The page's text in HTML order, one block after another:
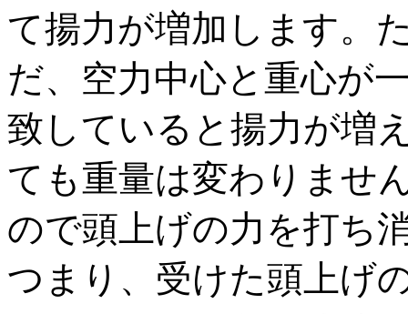
て揚力が増加します。
だ、空力中心と重心が
致していると揚力が増
ても重量は変わりませ
ので頭上げの力を打ち
つまり、受けた頭上げ